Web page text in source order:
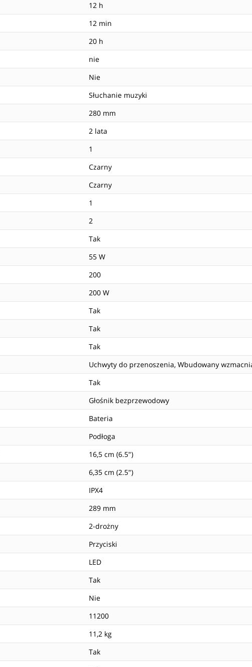
12 h
12 min
20 h
nie
Nie
Słuchanie muzyki
280 mm
2 lata
1
Czarny
Czarny
1
2
Tak
55 W
200
200 W
Tak
Tak
Tak
Uchwyty do przenoszenia, Wbudowany
Tak
Głośnik bezprzewodowy
Bateria
Podłoga
16,5 cm (6.5")
6,35 cm (2.5")
IPX4
289 mm
2-drożny
Przyciski
LED
Tak
Nie
11200
11,2 kg
Tak